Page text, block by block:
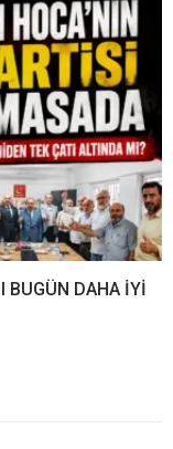
BUGÜN DAHA İYİ